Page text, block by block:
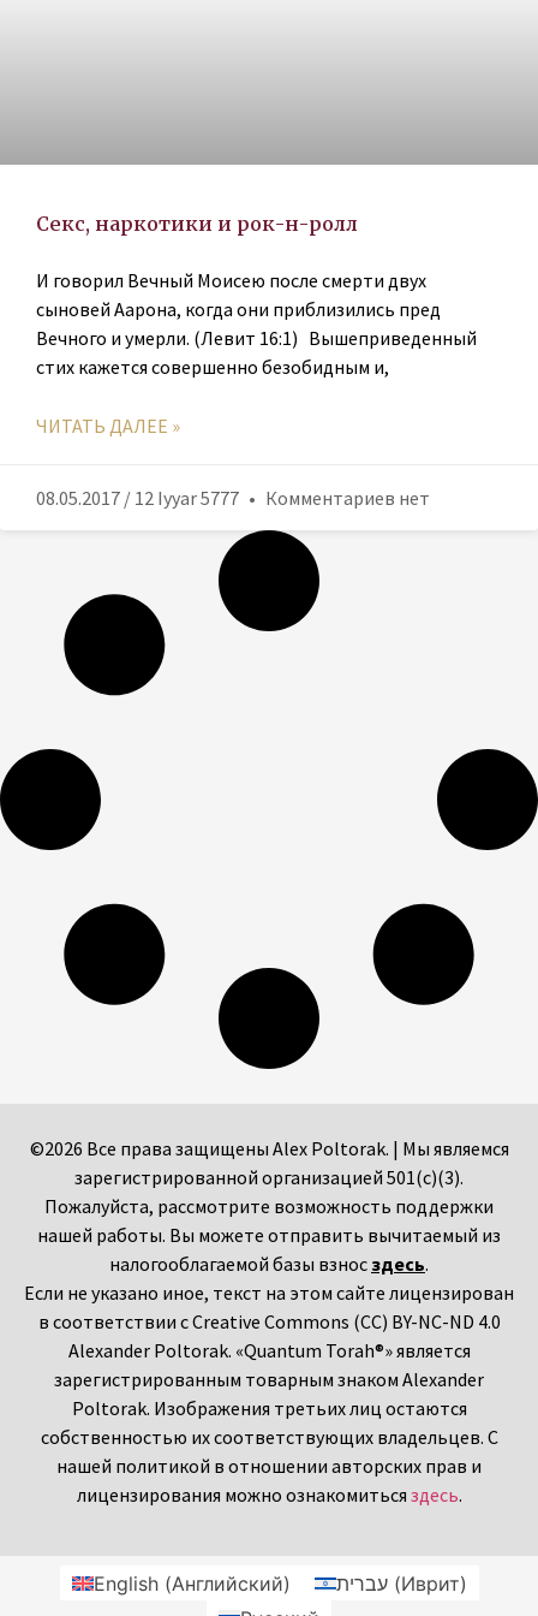
Секс, наркотики и рок-н-ролл
И говорил Вечный Моисею после смерти двух
сыновей Аарона, когда они приблизились пред
Вечного и умерли. (Левит 16:1) Вышеприведенный
стих кажется совершенно безобидным и,
ЧИТАТЬ ДАЛЕЕ »
08.05.2017 / 12 Iyyar 5777 Комментариев нет
©2026 Все права защищены Alex Poltorak. | Мы являемся
зарегистрированной организацией 501(c)(3).
Пожалуйста, рассмотрите возможность поддержки
нашей работы. Вы можете отправить вычитаемый из
налогооблагаемой базы взнос здесь.
Если не указано иное, текст на этом сайте лицензирован
в соответствии с Creative Commons (CC) BY-NC-ND 4.0
Alexander Poltorak. «Quantum Torah®» является
зарегистрированным товарным знаком Alexander
Poltorak. Изображения третьих лиц остаются
собственностью их соответствующих владельцев. С
нашей политикой в отношении авторских прав и
лицензирования можно ознакомиться здесь.
English(Английский) עברית(Иврит)